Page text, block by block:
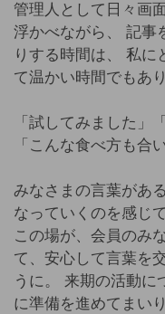
管理人として日々画
浮かべながら、 記事
りする時間は、 私に
て温かい時間でもあ
「試してみました」
「こんな食べ方も合
みなさまの言葉があ
なっていくのを感じ
この場が、会員のみ
て、安心して言葉を
うに。 来期の活動に
に準備を進めてまい